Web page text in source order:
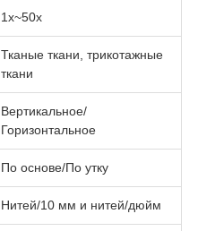
1x~50x
Тканые ткани, трикотажные
ткани
Вертикальное/
Горизонтальное
По основе/По утку
Нитей/10 мм и нитей/дюйм